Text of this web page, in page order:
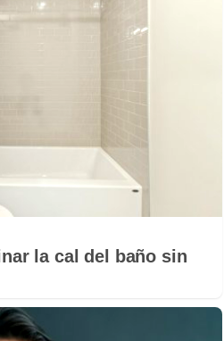
la cal del baño sin